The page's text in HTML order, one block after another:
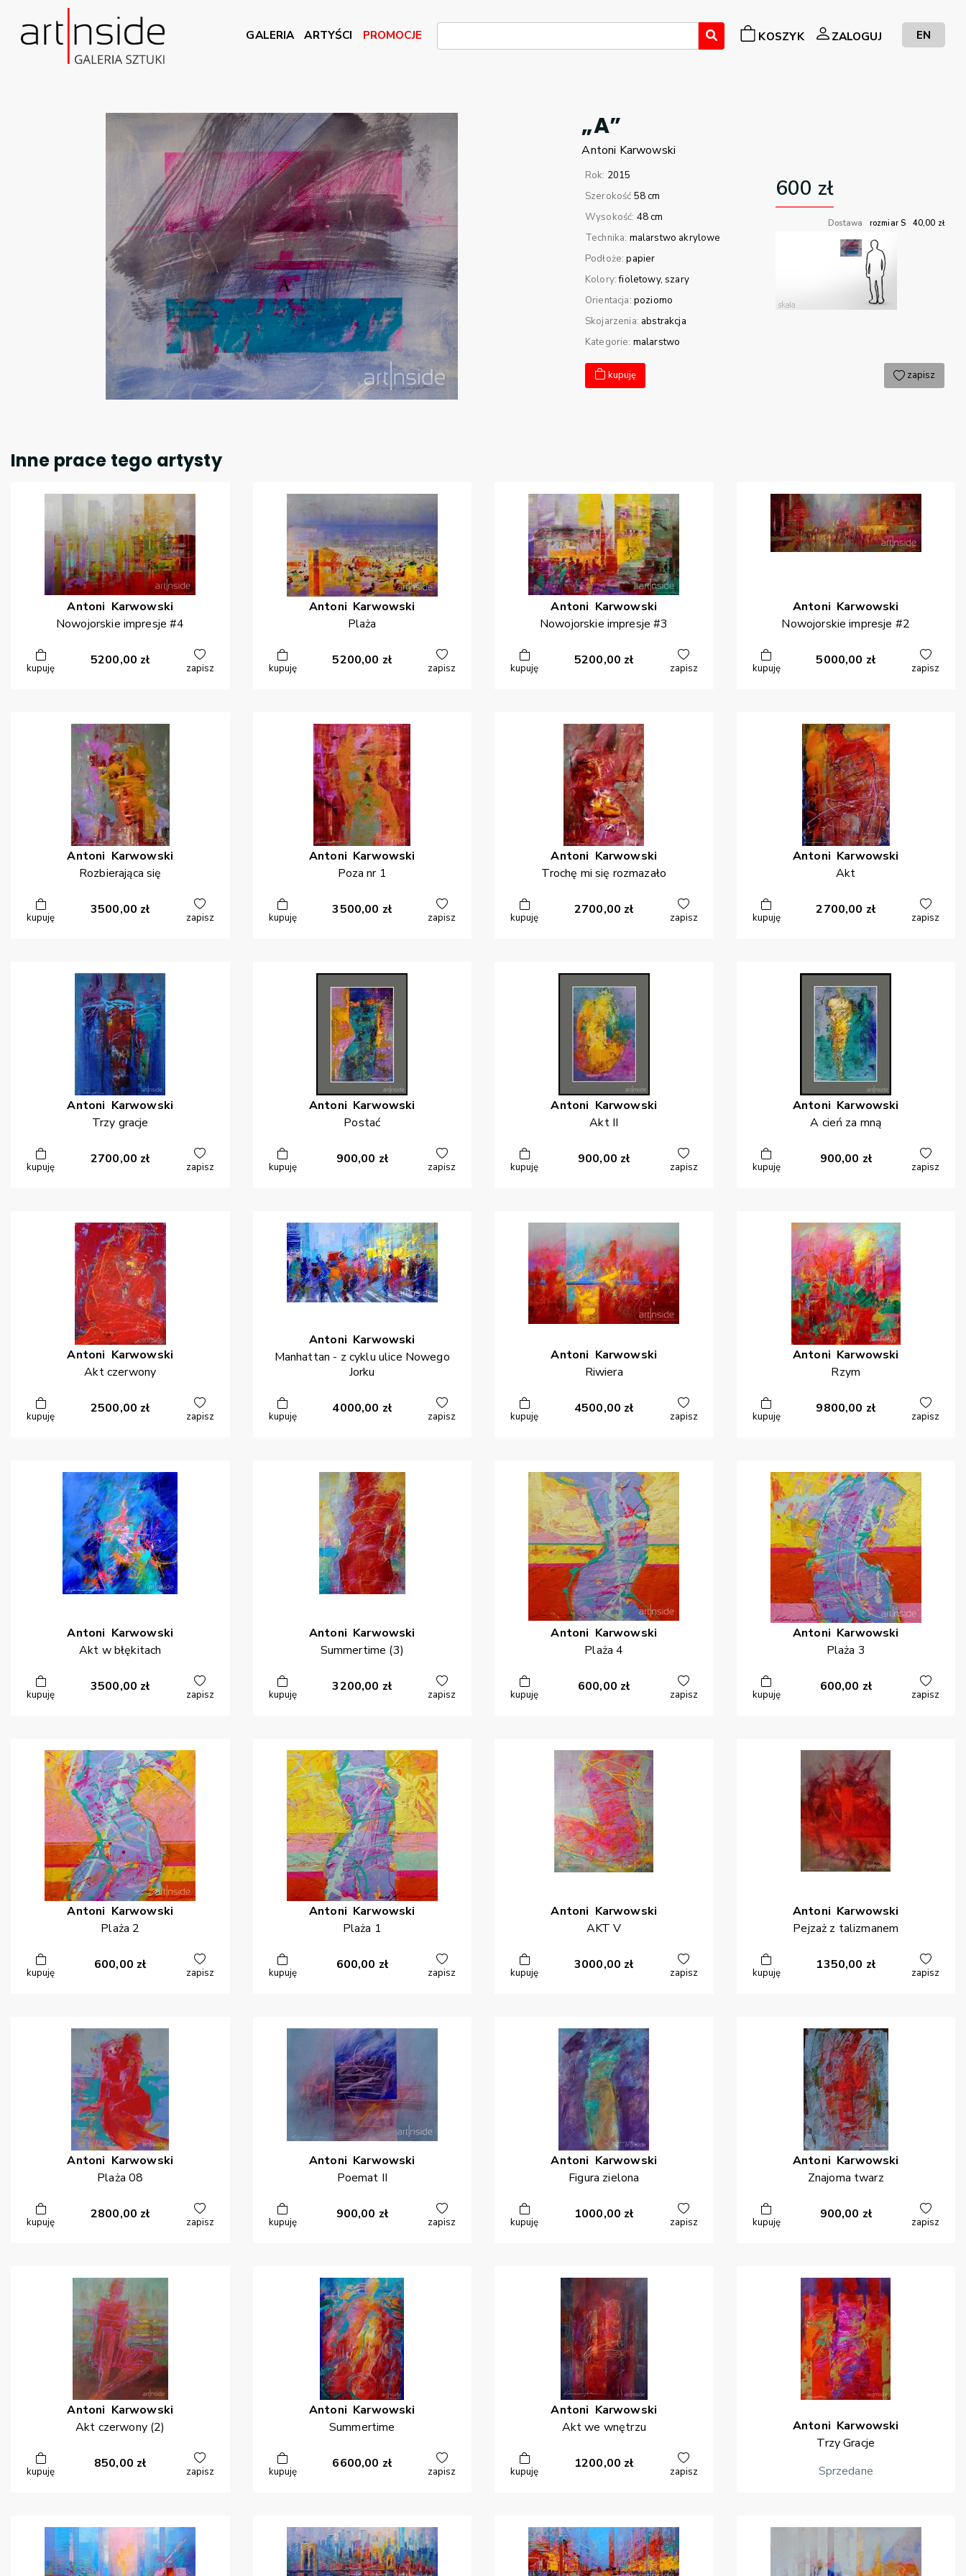
GALERIA ARTYŚCI PROMOCJE KOSZYK ZALOGUJ EN
„A”
Antoni Karwowski
Rok: 2015
Szerokość 58 cm
Wysokość: 48 cm
Technika: malarstwo akrylowe
Podłoże:papier
Kolory:fioletowy szary
Orientacja: poziomo
Skojarzenia: abstrakcja
Kategorie: malarstwo
600 zł
Dostawa rozmiar S 40,00 zł
kupuję zapisz
Inne prace tego artysty
Antoni Karwowski
Nowojorskie impresje #4
kupuję
5200,00 zł
zapisz
Antoni Karwowski
Plaża
kupuję
5200,00 zł
zapisz
Antoni Karwowski
Nowojorskie impresje #3
kupuję
5200,00 zł
zapisz
Antoni Karwowski
Nowojorskie impresje #2
kupuję
5000,00 zł
zapisz
Antoni Karwowski
Rozbierająca się
kupuję
3500,00 zł
zapisz
Antoni Karwowski
Poza nr 1
kupuję
3500,00 zł
zapisz
Antoni Karwowski
Trochę mi się rozmazało
kupuję
2700,00 zł
zapisz
Antoni Karwowski
Akt
kupuję
2700,00 zł
zapisz
Antoni Karwowski
Trzy gracje
kupuję
2700,00 zł
zapisz
Antoni Karwowski
Postać
kupuję
900,00 zł
zapisz
Antoni Karwowski
Akt II
kupuję
900,00 zł
zapisz
Antoni Karwowski
A cień za mną
kupuję
900,00 zł
zapisz
Antoni Karwowski
Akt czerwony
kupuję
2500,00 zł
zapisz
Antoni Karwowski
Manhattan - z cyklu ulice Nowego
Jorku
kupuję
4000,00 zł
zapisz
Antoni Karwowski
Riwiera
kupuję
4500,00 zł
zapisz
Antoni Karwowski
Rzym
kupuję
9800,00 zł
zapisz
Antoni Karwowski
Akt w błękitach
kupuję
3500,00 zł
zapisz
Antoni Karwowski
Summertime (3)
kupuję
3200,00 zł
zapisz
Antoni Karwowski
Plaża 4
kupuję
600,00 zł
zapisz
Antoni Karwowski
Plaża 3
kupuję
600,00 zł
zapisz
Antoni Karwowski
Plaża 2
kupuję
600,00 zł
zapisz
Antoni Karwowski
Plaża 1
kupuję
600,00 zł
zapisz
Antoni Karwowski
AKT V
kupuję
3000,00 zł
zapisz
Antoni Karwowski
Pejzaż z talizmanem
kupuję
1350,00 zł
zapisz
Antoni Karwowski
Plaża 08
kupuję
2800,00 zł
zapisz
Antoni Karwowski
Poemat II
kupuję
900,00 zł
zapisz
Antoni Karwowski
Figura zielona
kupuję
1000,00 zł
zapisz
Antoni Karwowski
Znajoma twarz
kupuję
900,00 zł
zapisz
Antoni Karwowski
Akt czerwony (2)
kupuję
850,00 zł
zapisz
Antoni Karwowski
Summertime
kupuję
6600,00 zł
zapisz
Antoni Karwowski
Akt we wnętrzu
kupuję
1200,00 zł
zapisz
Antoni Karwowski
Trzy Gracje
Sprzedane